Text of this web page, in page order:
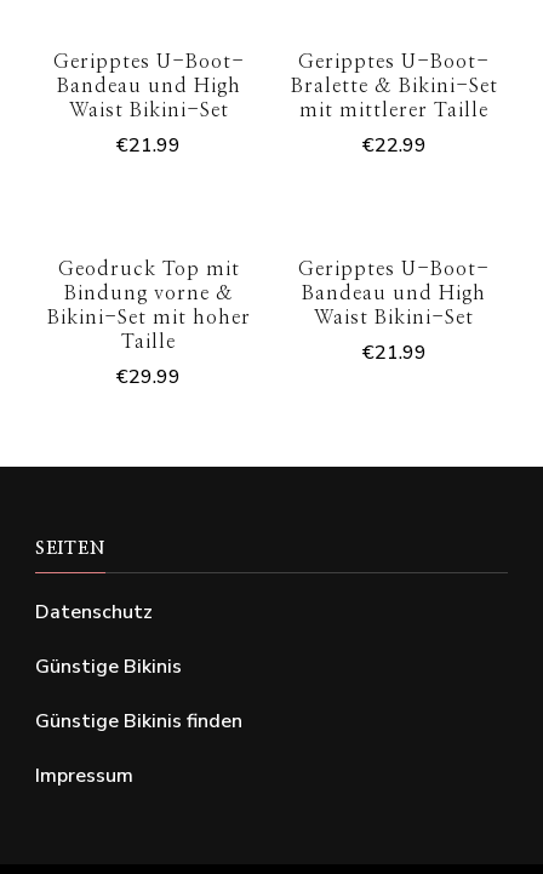
Geripptes U-Boot-
Bandeau und High
Waist Bikini-Set
€21.99
Geripptes U-Boot-
Bralette & Bikini-Set
mit mittlerer Taille
€22.99
Geodruck Top mit
Bindung vorne &
Bikini-Set mit hoher
Taille
€29.99
Geripptes U-Boot-
Bandeau und High
Waist Bikini-Set
€21.99
SEITEN
Datenschutz
Günstige Bikinis
Günstige Bikinis finden
Impressum